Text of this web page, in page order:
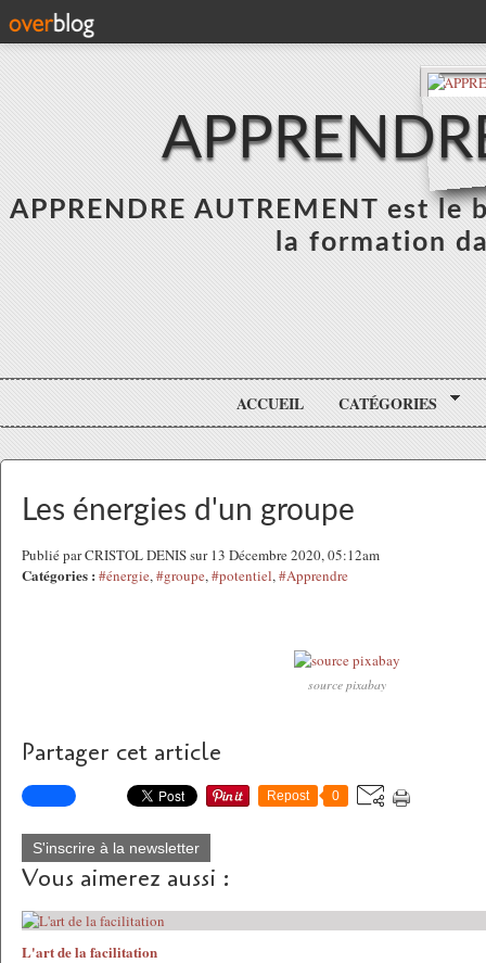
APPRENDRE AUTREMENT est
la formation
ACCUEIL CATÉGORIES
Les énergies d'un groupe
Publié par CRISTOL DENIS sur 13 Décembre 2020, 05:12am
Catégories : #énergie,#groupe,#potentiel,#Apprendre
source pixabay
Partager cet article
Repost 0
S'inscrire à la newsletter
Vous aimerez aussi :
L'art de la facilitation